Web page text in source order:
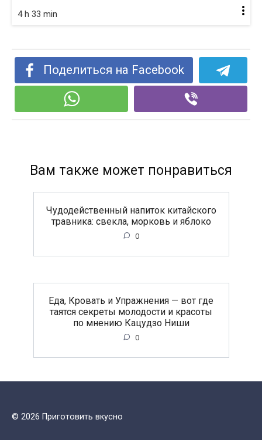
4 h 33 min
Поделиться на Facebook
Вам также может понравиться
Чудодейственный напиток китайского
травника: свекла, морковь и яблоко
0
Еда, Кровать и Упражнения — вот где
таятся секреты молодости и красоты
по мнению Кацудзо Ниши
0
© 2026 Приготовить вкусно